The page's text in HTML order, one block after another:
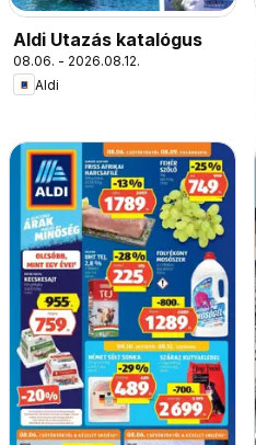
Aldi Utazás katalógus
08.06. - 2026.08.12.
Aldi